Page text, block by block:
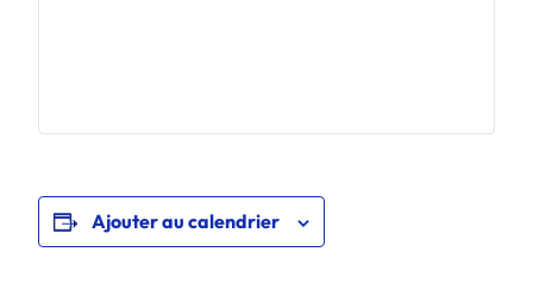
Ajouter au calendrier